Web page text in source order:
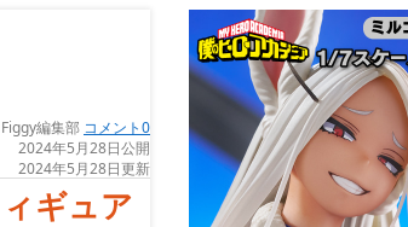
Figgy編集部 コメント0
2024年5月28日公開
2024年5月28日更新
ギュア